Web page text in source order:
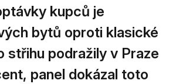
kupců je
bytů oproti klasické
střihu podražily v Praze
panel dokázal toto